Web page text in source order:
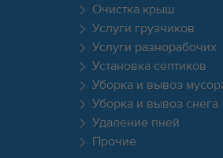
Очистка крыш
Услуги грузчиков
Услуги разнорабочих
Установка септиков
Уборка и вывоз
Уборка и вывоз снега
Удаление пней
Прочие